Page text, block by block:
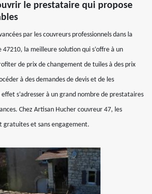
le prestataire qui propose
par les couvreurs professionnels dans la
47210, la meilleure solution qui s’offre à un
de prix de changement de tuiles à des prix
à des demandes de devis et de les
s’adresser à un grand nombre de prestataires
Chez Artisan Hucher couvreur 47, les
gratuites et sans engagement.